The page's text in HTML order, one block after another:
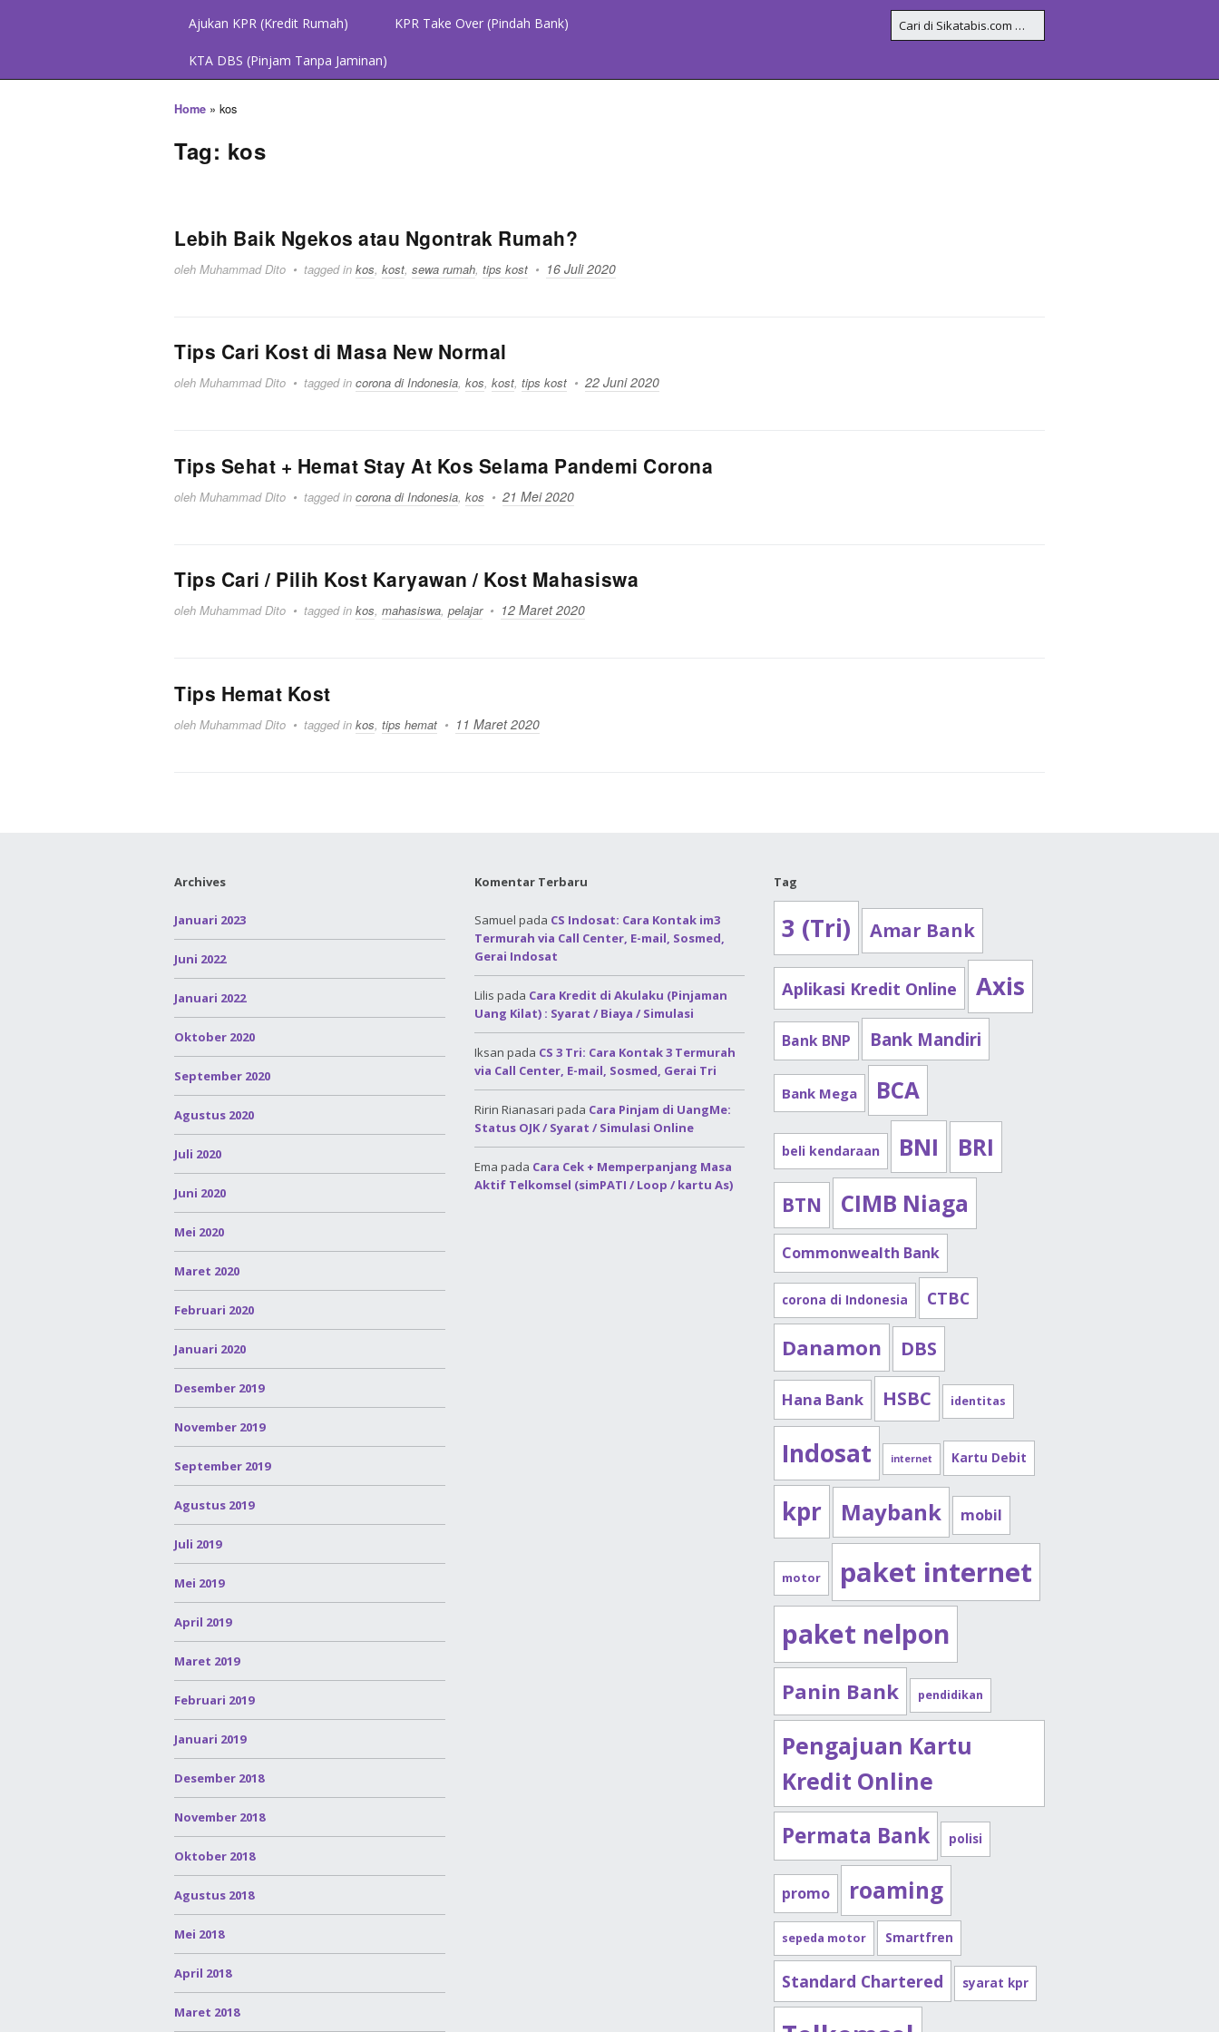
Ajukan KPR (Kredit Rumah) KPR Take Over (Pindah Bank)
KTA DBS (Pinjam Tanpa Jaminan)
Home » kos
Tag: kos
Lebih Baik Ngekos atau Ngontrak Rumah?
oleh Muhammad Dito tagged in kos, kost, sewa rumah, tips kost 16 Juli 2020
Tips Cari Kost di Masa New Normal
oleh Muhammad Dito tagged in corona di Indonesia, kos, kost, tips kost 22 Juni 2020
Tips Sehat + Hemat Stay At Kos Selama Pandemi Corona
oleh Muhammad Dito tagged in corona di Indonesia, kos 21 Mei 2020
Tips Cari / Pilih Kost Karyawan / Kost Mahasiswa
oleh Muhammad Dito tagged in kos, mahasiswa, pelajar 12 Maret 2020
Tips Hemat Kost
oleh Muhammad Dito tagged in kos, tips hemat 11 Maret 2020
Archives
Januari 2023
Juni 2022
Januari 2022
Oktober 2020
September 2020
Agustus 2020
Juli 2020
Juni 2020
Mei 2020
Maret 2020
Februari 2020
Januari 2020
Desember 2019
November 2019
September 2019
Agustus 2019
Juli 2019
Mei 2019
April 2019
Maret 2019
Februari 2019
Januari 2019
Desember 2018
November 2018
Oktober 2018
Agustus 2018
Mei 2018
April 2018
Maret 2018
Komentar Terbaru
Samuel pada CS Indosat: Cara Kontak im3
Termurah via Call Center, E-mail, Sosmed,
Gerai Indosat
Lilis pada Cara Kredit di Akulaku (Pinjaman
Uang Kilat) : Syarat / Biaya / Simulasi
Iksan pada CS 3 Tri: Cara Kontak 3 Termurah
via Call Center, E-mail, Sosmed, Gerai Tri
Ririn Rianasari pada Cara Pinjam di UangMe:
Status OJK / Syarat / Simulasi Online
Ema pada Cara Cek + Memperpanjang Masa
Aktif Telkomsel (simPATI / Loop / kartu As)
Tag
3 (Tri) Amar Bank
Aplikasi Kredit Online Axis
Bank BNP Bank Mandiri
Bank Mega BCA
beli kendaraan BNI BRI
BTN CIMB Niaga
Commonwealth Bank
corona di Indonesia CTBC
Danamon DBS
Hana Bank HSBC identitas
Indosat internet Kartu Debit
kpr Maybank mobil
motor paket internet
paket nelpon
Panin Bank pendidikan
Pengajuan Kartu
Kredit Online
Permata Bank polisi
promo roaming
sepeda motor Smartfren
Standard Chartered syarat kpr